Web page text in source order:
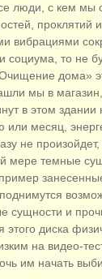
люди, с кем мы
проклятий
вибрациями
социума, то не
дома»
мы в
в этом
или месяц,
не
мере темные
поднимутся
сущности и
этого диска
на видео-
им начать